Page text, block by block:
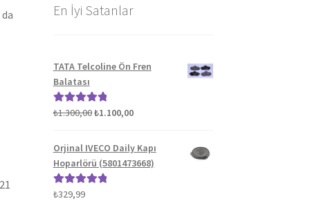
En İyi Satanlar
TATA Telcoline Ön Fren
Balatası
5 üzerinden
₺1.300,00Orijinal
₺1.300,00.
₺1.100,00Şu
fiyat:
₺1.100,00.
Orjinal IVECO Daily Kapı
Hoparlörü (5801473668)
5 üzerinden
₺329,99